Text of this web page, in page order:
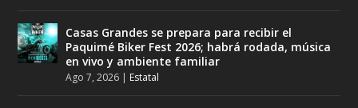
Casas Grandes se prepara para recibir el
Paquimé Biker Fest 2026; habrá rodada, música
en vivo y ambiente familiar
Ago 7, 2026 | Estatal